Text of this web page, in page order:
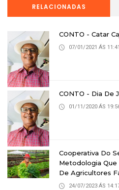
RELACIONADAS
CONTO - Catar
07/01/2021 ÁS 11:41
CONTO - Dia De
01/11/2020 ÁS
Cooperativa Do
Metodologia Que
De Agricultores
24/07/2023 ÁS